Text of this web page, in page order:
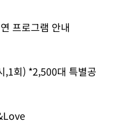
프로그램 안내
회) *2,500대 특별공